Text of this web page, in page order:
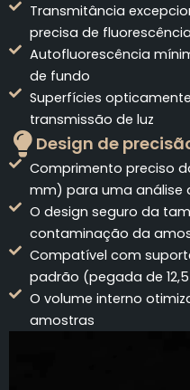
Transmitância
precisa de fluorescência
Autofluorescência
de fundo
Superfícies
transmissão de luz
Design de
Comprimento preciso
mm) para uma análise
O design seguro da
contaminação da
Compatível com
padrão (pegada de
O volume interno
amostras